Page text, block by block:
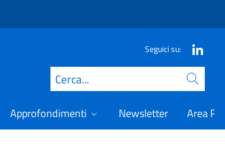
Seguici su:
Cerca
Approfondimenti Newsletter Area